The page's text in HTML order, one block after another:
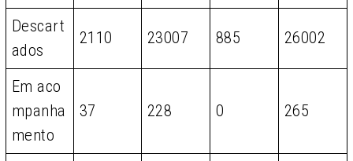
Descart
ados
2110 23007 885 26002
Em aco
mpanha
mento
37 228 0 265